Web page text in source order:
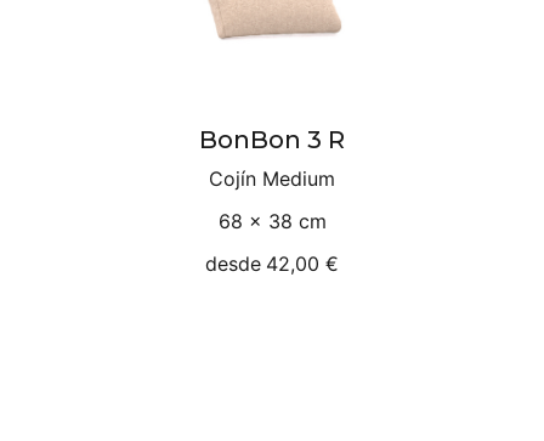
BonBon 3 R
Cojín Medium
68 × 38 cm
desde 42,00 €